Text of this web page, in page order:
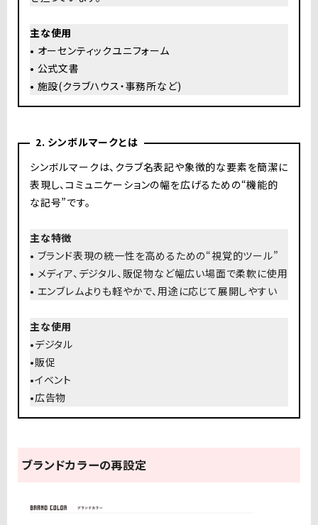
主な使用
• オーセンティックユニフォーム
• 公式文書
• 施設(クラブハウス・事務所など)
2. シンボルマークとは
シンボルマークは、クラブ名表記や象徴的な要素を簡潔に
表現し、コミュニケーションの幅を広げるための“機能的
な記号”です。
主な特徴
• ブランド表現の統一性を高めるための“視覚的ツール”
• メディア、デジタル、販促物など幅広い場面で柔軟に使用
• エンブレムよりも軽やかで、用途に応じて展開しやすい
主な使用
•デジタル
•販促
•イベント
•広告物
ブランドカラーの再設定